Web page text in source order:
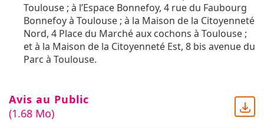
Toulouse ; à l’Espace Bonnefoy, 4 rue du Faubourg
Bonnefoy à Toulouse ; à la Maison de la Citoyenneté
Nord, 4 Place du Marché aux cochons à Toulouse ;
et à la Maison de la Citoyenneté Est, 8 bis avenue du
Parc à Toulouse.
Avis au Public
(1.68 Mo)